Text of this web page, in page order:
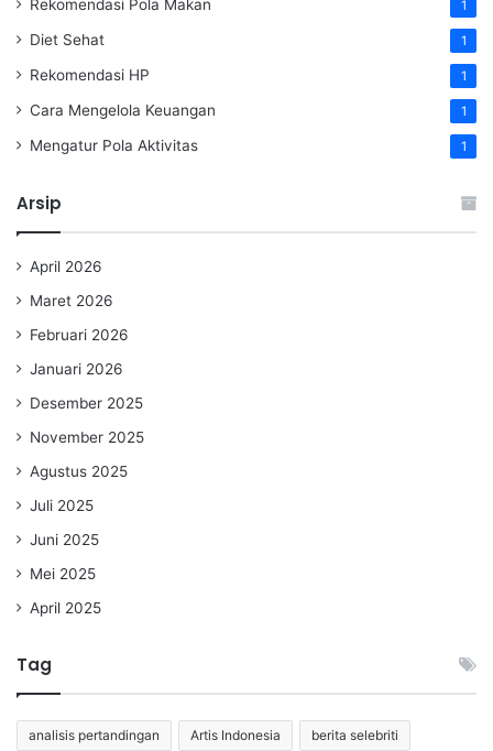
Rekomendasi Pola Makan 1
Diet Sehat 1
Rekomendasi HP 1
Cara Mengelola Keuangan 1
Mengatur Pola Aktivitas 1
Arsip
April 2026
Maret 2026
Februari 2026
Januari 2026
Desember 2025
November 2025
Agustus 2025
Juli 2025
Juni 2025
Mei 2025
April 2025
Tag
analisis pertandingan Artis Indonesia berita selebriti